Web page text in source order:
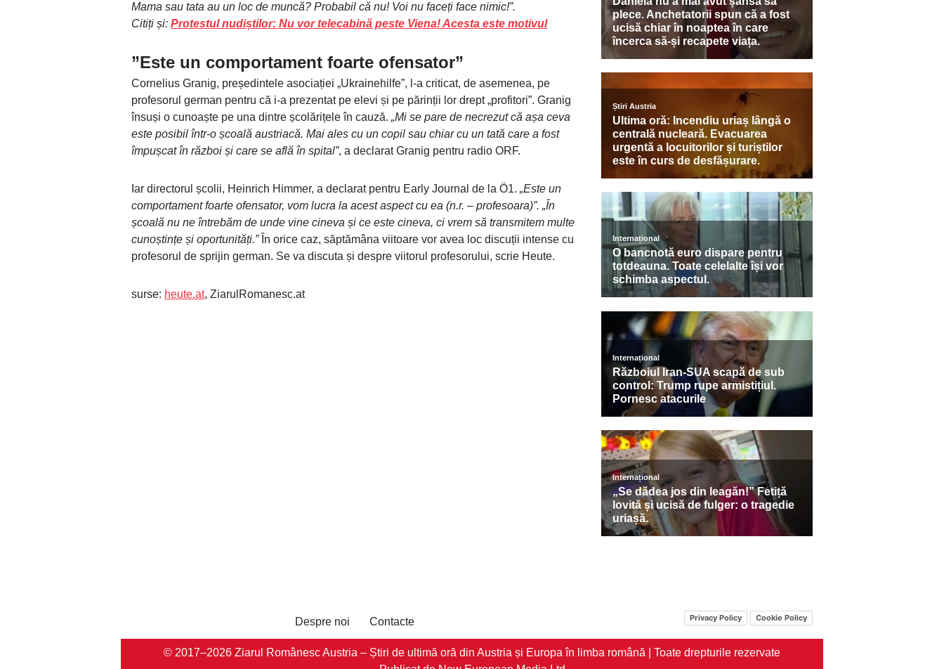
Mama sau tata au un loc de muncă? Probabil că nu! Voi nu faceți face nimic!”.
Citiți și: Protestul nudiștilor: Nu vor telecabină peste Viena! Acesta este motivul
”Este un comportament foarte ofensator”
Cornelius Granig, președintele asociației „Ukrainehilfe”, l-a criticat, de asemenea, pe
profesorul german pentru că i-a prezentat pe elevi și pe părinții lor drept „profitori”. Granig
însuși o cunoaște pe una dintre școlărițele în cauză. „Mi se pare de necrezut că așa ceva
este posibil într-o școală austriacă. Mai ales cu un copil sau chiar cu un tată care a fost
împușcat în război și care se află în spital”, a declarat Granig pentru radio ORF.
Iar directorul școlii, Heinrich Himmer, a declarat pentru Early Journal de la Ö1. „Este un
comportament foarte ofensator, vom lucra la acest aspect cu ea (n.r. – profesoara)”. „În
școală nu ne întrebăm de unde vine cineva și ce este cineva, ci vrem să transmitem multe
cunoștințe și oportunități.” În orice caz, săptămâna viitoare vor avea loc discuții intense cu
profesorul de sprijin german. Se va discuta și despre viitorul profesorului, scrie Heute.
surse: heute.at, ZiarulRomanesc.at
Despre noi Contacte Privacy Policy Cookie Policy
© 2017–2026 Ziarul Românesc Austria – Știri de ultimă oră din Austria și Europa în limba română | Toate drepturile rezervate